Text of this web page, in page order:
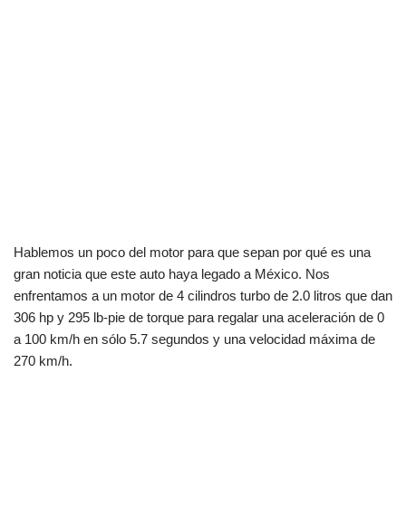
Hablemos un poco del motor para que sepan por qué es una
gran noticia que este auto haya legado a México. Nos
enfrentamos a un motor de 4 cilindros turbo de 2.0 litros que dan
306 hp y 295 lb-pie de torque para regalar una aceleración de 0
a 100 km/h en sólo 5.7 segundos y una velocidad máxima de
270 km/h.